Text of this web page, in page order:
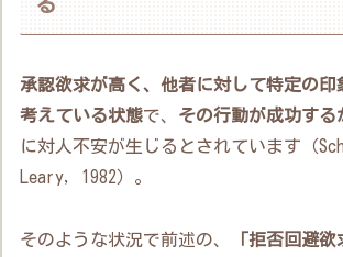
承認欲求が高く、他者に対して特定の印
考えている状態で、 その行動が成功する
に対人不安が生じるとされています（
Leary, 1982）。
そのような状況で前述の、
「拒否回避